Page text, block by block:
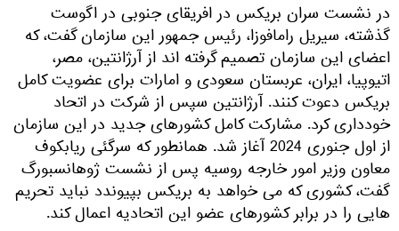
در نشست سران بریکس در افریقای جنوبی در اگوست
گذشته، سیریل رامافوزا، رئیس جمهور این سازمان گفت، که
اعضای این سازمان تصمیم گرفته اند از آرژانتین، مصر،
اتیوپیا، ایران، عربستان سعودی و امارات برای عضویت کامل
بریکس دعوت کنند. آرژانتین سپس از شرکت در اتحاد
خودداری کرد. مشارکت کامل کشورهای جدید در این سازمان
از اول جنوری 2024 آغاز شد. همانطور که سرگئی ریابکوف
معاون وزیر امور خارجه روسیه پس از نشست ژوهانسبورگ
گفت، کشوری که می خواهد به بریکس بپیوندد نباید تحریم
هایی را در برابر کشورهای عضو این اتحادیه اعمال کند.